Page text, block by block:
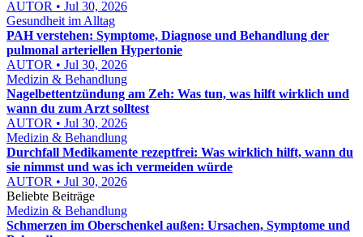
AUTOR • Jul 30, 2026
Gesundheit im Alltag
PAH verstehen: Symptome, Diagnose und Behandlung der
pulmonal arteriellen Hypertonie
AUTOR • Jul 30, 2026
Medizin & Behandlung
Nagelbettentzündung am Zeh: Was tun, was hilft wirklich und
wann du zum Arzt solltest
AUTOR • Jul 30, 2026
Medizin & Behandlung
Durchfall Medikamente rezeptfrei: Was wirklich hilft, wann du
sie nimmst und was ich vermeiden würde
AUTOR • Jul 30, 2026
Beliebte Beiträge
Medizin & Behandlung
Schmerzen im Oberschenkel außen: Ursachen, Symptome und